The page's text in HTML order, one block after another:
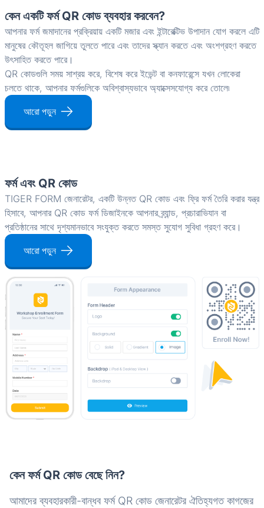
কেন একটি ফর্ম QR কোড ব্যবহার করবেন?
আপনার ফর্ম জমাদানের প্রক্রিয়ায় একটি মজার এবং ইন্টারেক্টিভ উপাদান যোগ করলে এটি
মানুষের কৌতূহল জাগিয়ে তুলতে পারে এবং তাদের স্ক্যান করতে এবং অংশগ্রহণ করতে
উৎসাহিত করতে পারে।
QR কোডগুলি সময় সাশ্রয় করে, বিশেষ করে ইভেন্ট বা কনফারেন্সে যখন লোকেরা
চলতে থাকে, আপনার ফর্মগুলিকে অবিশ্বাস্যভাবে অ্যাক্সেসযোগ্য করে তোলে৷
আরো পড়ুন
ফর্ম এবং QR কোড
TIGER FORM জেনারেটর, একটি উন্নত QR কোড এবং ফ্রি ফর্ম তৈরি করার যন্ত্র
হিসাবে, আপনার QR কোড ফর্ম ডিজাইনকে আপনার ব্র্যান্ড, প্রচারাভিযান বা
প্রতিষ্ঠানের সাথে দৃশ্যমানভাবে সংযুক্ত করতে সমস্ত সুযোগ সুবিধা গ্রহণ করে।
আরো পড়ুন
কেন ফর্ম QR কোড বেছে নিন?
আমাদের ব্যবহারকারী-বান্ধব ফর্ম QR কোড জেনারেটর ঐতিহ্যগত কাগজের